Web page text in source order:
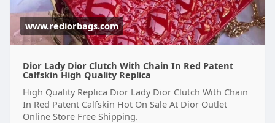
www.rediorbags.com
Dior Lady Dior Clutch With Chain In Red Patent
Calfskin High Quality Replica
High Quality Replica Dior Lady Dior Clutch With Chain
In Red Patent Calfskin Hot On Sale At Dior Outlet
Online Store Free Shipping.